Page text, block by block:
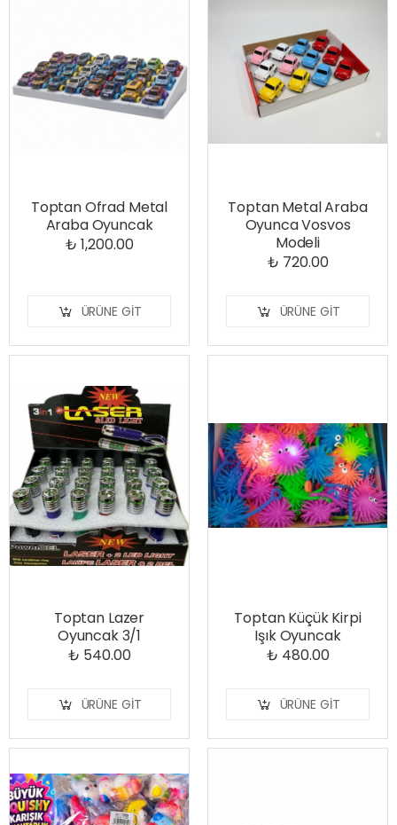
Toptan Ofrad Metal
Araba Oyuncak
₺ 1,200.00
ÜRÜNE GIT
Toptan Metal Araba
Oyunca Vosvos
Modeli
₺ 720.00
ÜRÜNE GIT
Toptan Lazer
Oyuncak 3/1
₺ 540.00
ÜRÜNE GIT
Toptan Küçük Kirpi
Işık Oyuncak
₺ 480.00
ÜRÜNE GIT